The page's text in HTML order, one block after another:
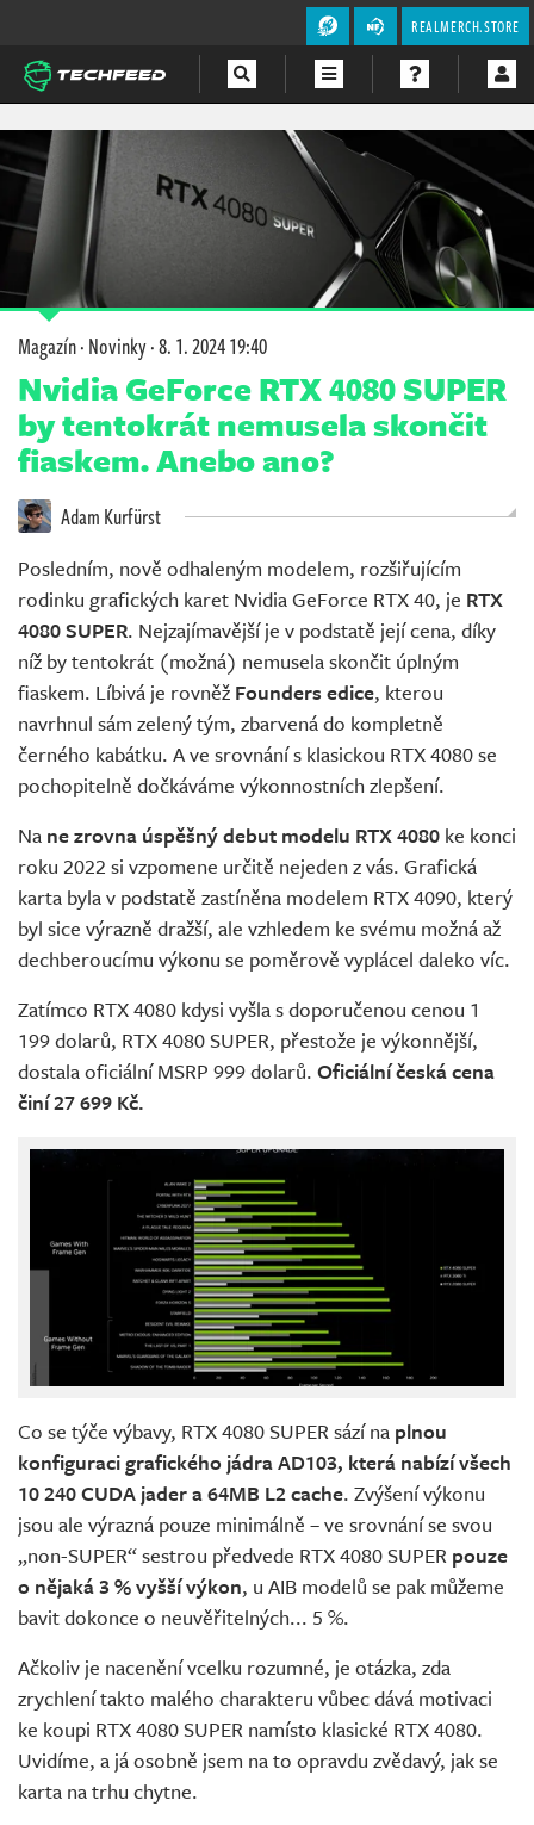
REALMERCH.STORE
Magazín
Videa
Soutěže
Magazín·Novinky·8. 1. 2024 19:40
Nvidia GeForce RTX 4080 SUPER
by tentokrát nemusela skončit
fiaskem. Anebo ano?
Adam Kurfürst
Posledním, nově odhaleným modelem, rozšiřujícím
rodinku grafických karet Nvidia GeForce RTX 40, je RTX
4080 SUPER. Nejzajímavější je v podstatě její cena, díky
níž by tentokrát (možná) nemusela skončit úplným
fiaskem. Líbivá je rovněž Founders edice, kterou
navrhnul sám zelený tým, zbarvená do kompletně
černého kabátku. A ve srovnání s klasickou RTX 4080 se
pochopitelně dočkáváme výkonnostních zlepšení.
Na ne zrovna úspěšný debut modelu RTX 4080 ke konci
roku 2022 si vzpomene určitě nejeden z vás. Grafická
karta byla v podstatě zastíněna modelem RTX 4090, který
byl sice výrazně dražší, ale vzhledem ke svému možná až
dechberoucímu výkonu se poměrově vyplácel daleko víc.
Zatímco RTX 4080 kdysi vyšla s doporučenou cenou 1
199 dolarů, RTX 4080 SUPER, přestože je výkonnější,
dostala oficiální MSRP 999 dolarů. Oficiální česká cena
činí 27 699 Kč.
Co se týče výbavy, RTX 4080 SUPER sází na plnou
konfiguraci grafického jádra AD103, která nabízí všech
10 240 CUDA jader a 64MB L2 cache. Zvýšení výkonu
jsou ale výrazná pouze minimálně – ve srovnání se svou
„non-SUPER“ sestrou předvede RTX 4080 SUPER pouze
o nějaká 3 % vyšší výkon, u AIB modelů se pak můžeme
bavit dokonce o neuvěřitelných... 5 %.
Ačkoliv je nacenění vcelku rozumné, je otázka, zda
zrychlení takto malého charakteru vůbec dává motivaci
ke koupi RTX 4080 SUPER namísto klasické RTX 4080.
Uvidíme, a já osobně jsem na to opravdu zvědavý, jak se
karta na trhu chytne.